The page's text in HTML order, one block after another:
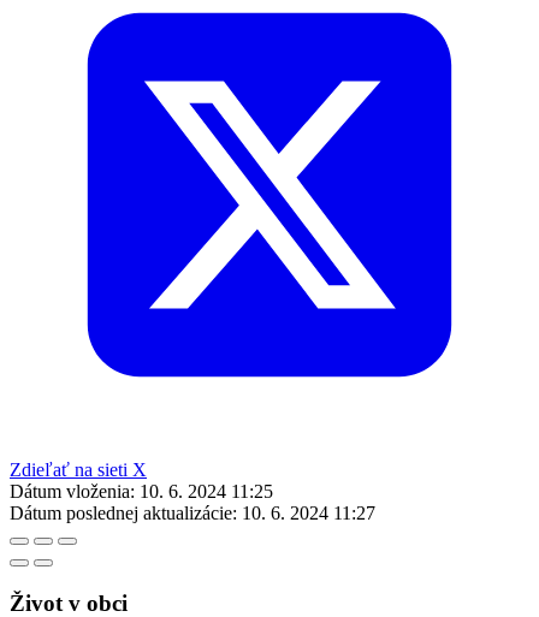
Zdieľať na sieti X
Dátum vloženia: 10. 6. 2024 11:25
Dátum poslednej aktualizácie: 10. 6. 2024 11:27
Život v obci